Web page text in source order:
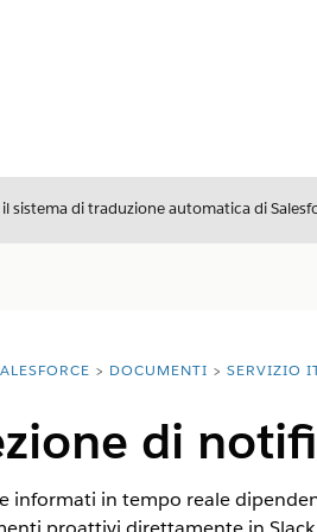
di traduzione automatica di
DOCUMENTI SERVIZIO
di
informati in tempo reale